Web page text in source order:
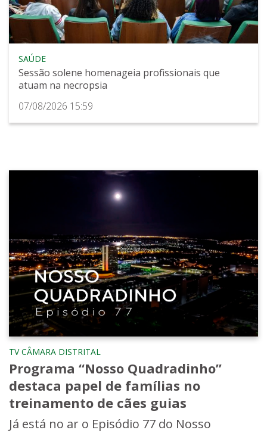
SAÚDE
Sessão solene homenageia profissionais que
atuam na necropsia
07/08/2026 15:59
TV CÂMARA DISTRITAL
Programa “Nosso Quadradinho”
destaca papel de famílias no
treinamento de cães guias
Já está no ar o Episódio 77 do Nosso